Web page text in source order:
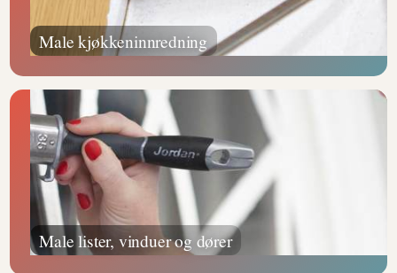
Male kjøkkeninnredning
Male lister, vinduer og dører